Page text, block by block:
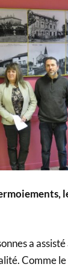
a
Comme le